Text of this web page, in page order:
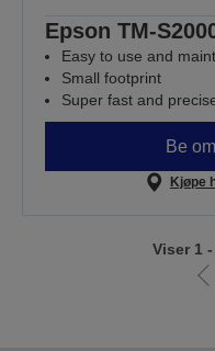
Epson TM-
Easy to use and
Small footprint
Super fast and
Be
Kjøpe
Viser 1